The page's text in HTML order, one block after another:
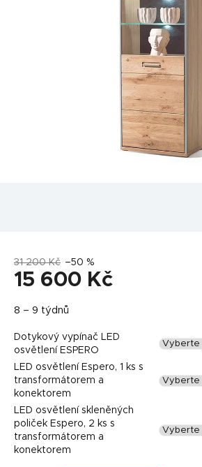
31 200 Kč –50 %
15 600 Kč
cena:
8 – 9 týdnů
Dotykový vypínač LED
osvětlení ESPERO
LED osvětlení Espero, 1 ks s
transformátorem a
konektorem
LED osvětlení skleněných
poliček Espero, 2 ks s
transformátorem a
konektorem